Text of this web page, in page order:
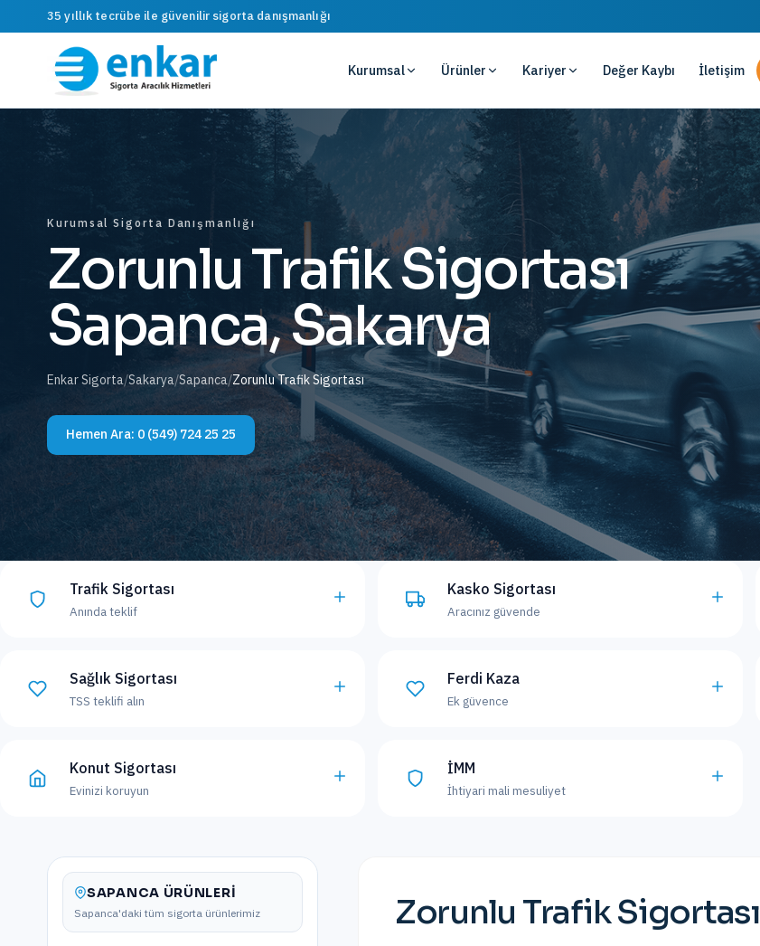
35 yıllık tecrübe ile güvenilir sigorta danışmanlığı
Kurumsal Ürünler Kariyer Değer Kaybı İletişim
Kurumsal Sigorta Danışmanlığı
Zorunlu Trafik Sigortası
Sapanca, Sakarya
Enkar Sigorta/Sakarya/Sapanca/Zorunlu Trafik Sigortası
Hemen Ara: 0 (549) 724 25 25
Trafik Sigortası
Anında teklif
Kasko Sigortası
Aracınız güvende
Sağlık Sigortası
TSS teklifi alın
Ferdi Kaza
Ek güvence
Konut Sigortası
Evinizi koruyun
İMM
İhtiyari mali mesuliyet
SAPANCA ÜRÜNLERI
Sapanca'daki tüm sigorta ürünlerimiz Zorunlu Trafik Sigortası